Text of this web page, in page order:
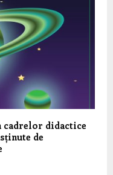
cadrelor didactice
de